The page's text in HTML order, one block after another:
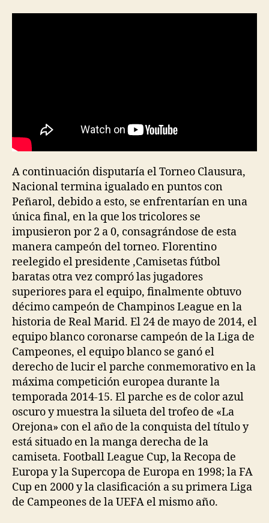
A continuación disputaría el Torneo Clausura,
Nacional termina igualado en puntos con
Peñarol, debido a esto, se enfrentarían en una
única final, en la que los tricolores se
impusieron por 2 a 0, consagrándose de esta
manera campeón del torneo. Florentino
reelegido el presidente ,Camisetas fútbol
baratas otra vez compró las jugadores
superiores para el equipo, finalmente obtuvo
décimo campeón de Champinos League en la
historia de Real Marid. El 24 de mayo de 2014, el
equipo blanco coronarse campeón de la Liga de
Campeones, el equipo blanco se ganó el
derecho de lucir el parche conmemorativo en la
máxima competición europea durante la
temporada 2014-15. El parche es de color azul
oscuro y muestra la silueta del trofeo de «La
Orejona» con el año de la conquista del título y
está situado en la manga derecha de la
camiseta. Football League Cup, la Recopa de
Europa y la Supercopa de Europa en 1998; la FA
Cup en 2000 y la clasificación a su primera Liga
de Campeones de la UEFA el mismo año.